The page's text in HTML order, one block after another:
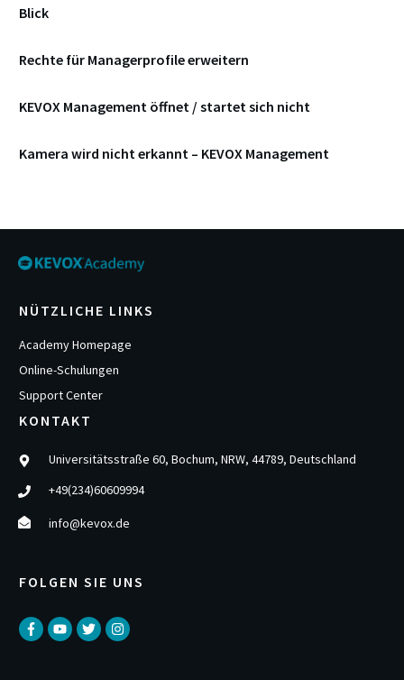
Blick
Rechte für Managerprofile erweitern
KEVOX Management öffnet / startet sich nicht
Kamera wird nicht erkannt – KEVOX Management
NÜTZLICHE LINKS
Academy Homepage
Online-Schulungen
Support Center
KONTAKT
Universitätsstraße 60, Bochum, NRW, 44789, Deutschland
+49(234)60609994
info@kevox.de
FOLGEN SIE UNS